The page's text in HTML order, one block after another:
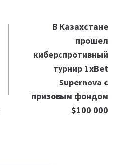
В Казахстане
прошел
киберспротивный
турнир 1xBet
Supernova с
призовым фондом
$100 000